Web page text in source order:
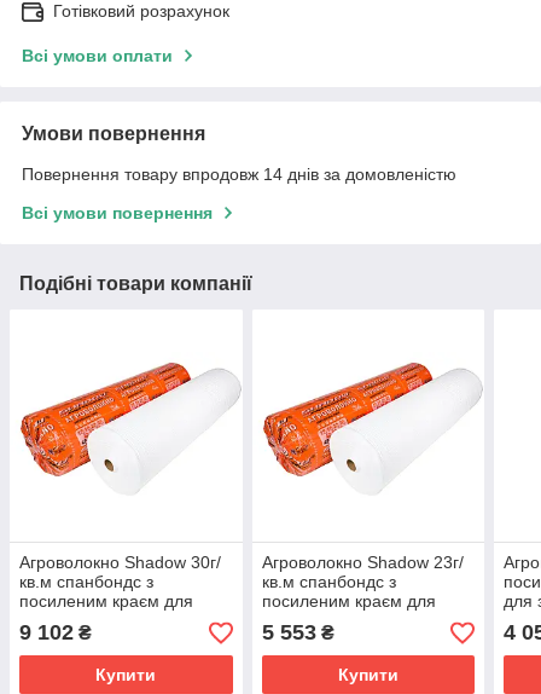
Готівковий розрахунок
Всі умови оплати
Умови повернення
Повернення товару впродовж 14 днів за домовленістю
Всі умови повернення
Подібні товари компанії
Агроволокно Shadow 30г/
кв.м спанбондс з
посиленим краєм для
захисту рослин 9.5х100 м
Білий
9 102 ₴
Купити
Агроволокно Shadow 23г/
кв.м спанбондс з
посиленим краєм для
захисту рослин 8.45х100
м Білий
5 553₴
Купити
для
4